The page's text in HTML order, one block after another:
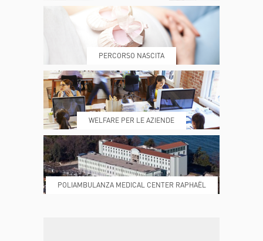
PRENOTA MY POLI
REFERTI REPARTI
DONA ORA MAGAZINE
PERCORSO NASCITA
WELFARE PER LE AZIENDE
POLIAMBULANZA MEDICAL CENTER RAPHAËL